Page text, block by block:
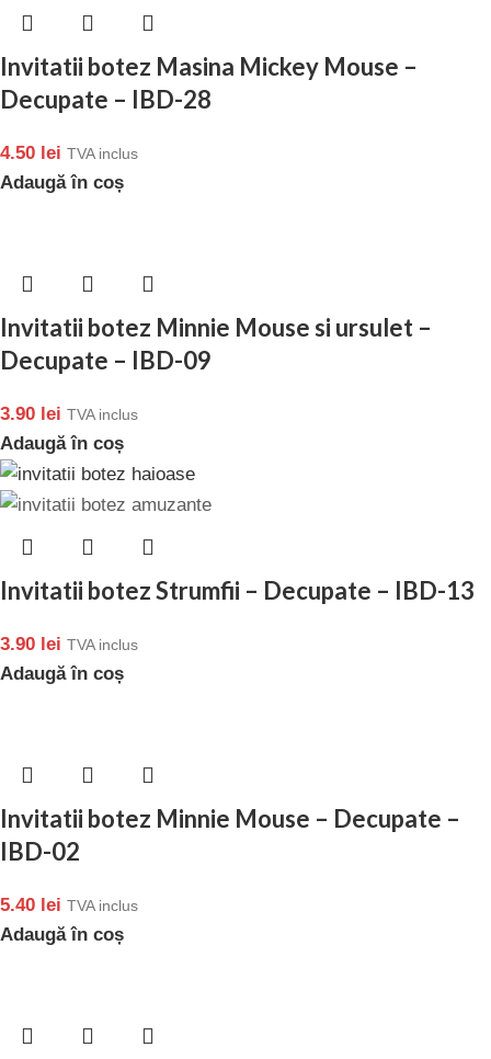
Invitatii botez Masina Mickey Mouse –
Decupate – IBD-28
4.50 lei TVA inclus
Adaugă în coș
Invitatii botez Minnie Mouse si ursulet –
Decupate – IBD-09
3.90 lei TVA inclus
Adaugă în coș
Invitatii botez Strumfii – Decupate – IBD-13
3.90 lei TVA inclus
Adaugă în coș
Invitatii botez Minnie Mouse – Decupate –
IBD-02
5.40 lei TVA inclus
Adaugă în coș